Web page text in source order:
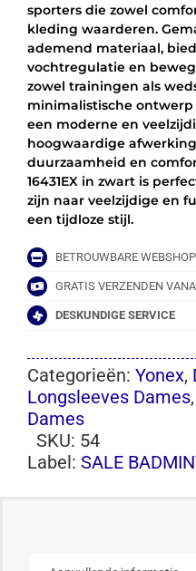
sporters die zowel
kleding waarderen.
ademend materiaal,
vochtregulatie en
zowel trainingen als
minimalistische
een moderne en
hoogwaardige
duurzaamheid en
16431EX in zwart is
zijn naar veelzijdige en
een tijdloze stijl.
BETROUWBARE WEBSHOP
GRATIS VERZENDEN
DESKUNDIGE SERVICE
Categorieën: Yonex,
Longsleeves Dames,
Dames
SKU: 54
Label: SALE